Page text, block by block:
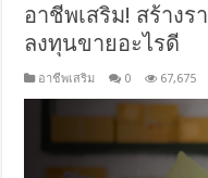
อาชีพเสริม! สร้างร
ลงทุนขายอะไรดี
อาชีพเสริม 0 67,675